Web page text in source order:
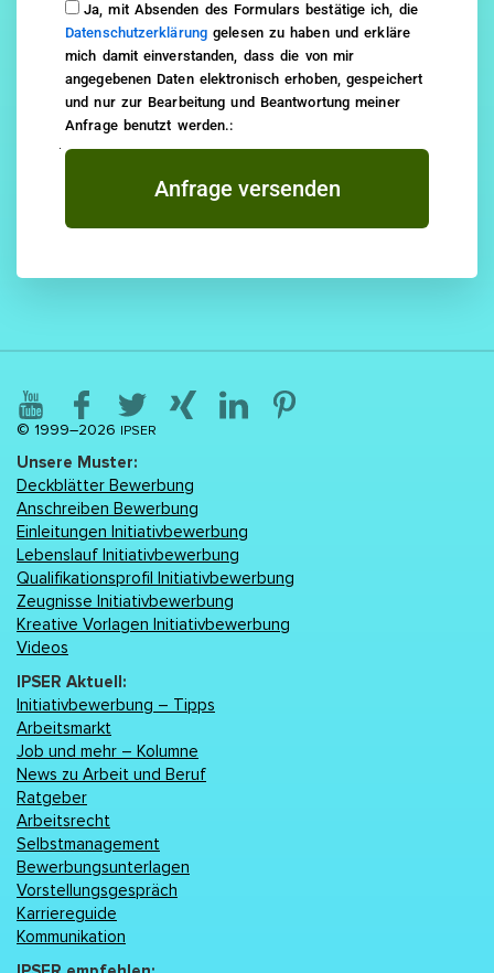
Ja, mit Absenden des Formulars bestätige ich, die
Datenschutzerklärung gelesen zu haben und erkläre
mich damit einverstanden, dass die von mir
angegebenen Daten elektronisch erhoben, gespeichert
und nur zur Bearbeitung und Beantwortung meiner
Anfrage benutzt werden.:
Anfrage versenden
© 1999–2026 IPSER
Unsere Muster:
Deckblätter Bewerbung
Anschreiben Bewerbung
Einleitungen Initiativbewerbung
Lebenslаuf Initiativbewerbung
Qualifikationsprofil Initiativbewerbung
Zeugnisse Initiativbewerbung
Kreative Vorlagen Initiativbewerbung
Videos
IPSER Aktuell:
Initiativbewerbung – Tipps
Arbeitsmarkt
Job und mehr – Kolumne
News zu Arbeit und Beruf
Ratgeber
Arbeitsrecht
Selbstmanagement
Bewerbungsunterlagen
Vorstellungsgespräch
Karriereguide
Kommunikation